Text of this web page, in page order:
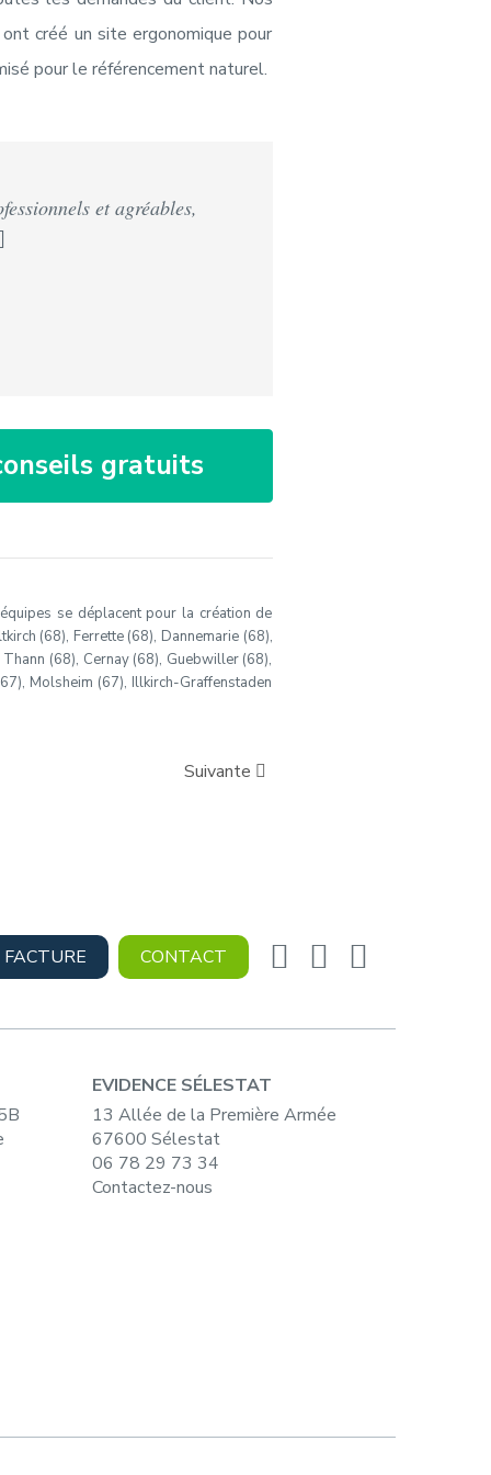
créé un site ergonomique pour
pour le référencement naturel.
et agréables,
gratuits
se déplacent pour la création de
(68), Ferrette (68), Dannemarie (68),
(68), Cernay (68), Guebwiller (68),
Molsheim (67), Illkirch-Graffenstaden
Suivante
FACTURE CONTACT
EVIDENCE SÉLESTAT
13 Allée de la Première Armée
67600 Sélestat
06 78 29 73 34
Contactez-nous